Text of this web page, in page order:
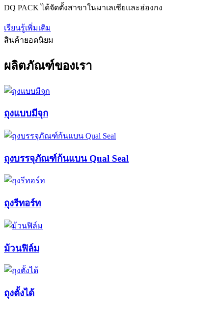
DQ PACK ได้จัดตั้งสาขาในมาเลเซียและฮ่องกง
เรียนรู้เพิ่มเติม
สินค้ายอดนิยม
ผลิตภัณฑ์ของเรา
ถุงแบบมีจุก
ถุงบรรจุภัณฑ์ก้นแบน Qual Seal
ถุงรีทอร์ท
ม้วนฟิล์ม
ถุงตั้งได้